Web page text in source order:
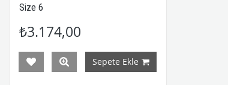
Size 6
₺3.174,00
Sepete Ekle